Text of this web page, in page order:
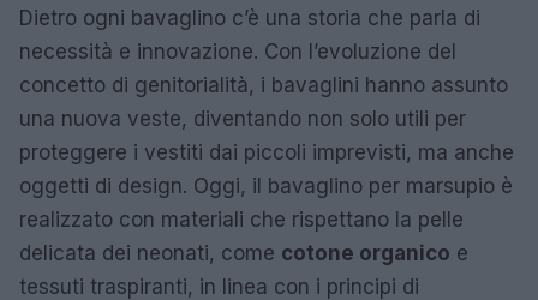
Dietro ogni bavaglino c’è una storia che parla di
necessità e innovazione. Con l’evoluzione del
concetto di genitorialità, i bavaglini hanno assunto
una nuova veste, diventando non solo utili per
proteggere i vestiti dai piccoli imprevisti, ma anche
oggetti di design. Oggi, il bavaglino per marsupio è
realizzato con materiali che rispettano la pelle
delicata dei neonati, come cotone organico e
tessuti traspiranti, in linea con i principi di